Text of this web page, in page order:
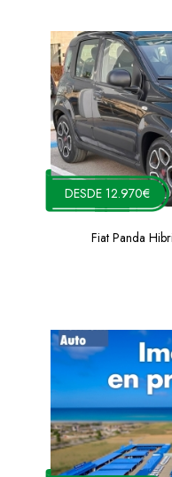
DESDE 12.970€
Fiat Panda